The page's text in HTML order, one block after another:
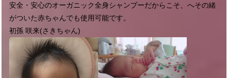
安全・安心のオーガニック全身シャンプーだからこそ、へその緒
がついた赤ちゃんでも使用可能です。
初孫 咲来(さきちゃん)